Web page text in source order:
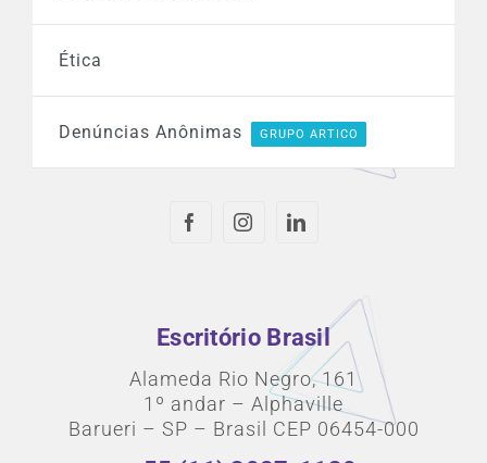
Ética
Denúncias Anônimas GRUPO ARTICO
Escritório Brasil
Alameda Rio Negro, 161
1º andar – Alphaville
Barueri – SP – Brasil CEP 06454-000